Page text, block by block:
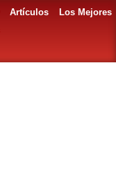
Artículos
Los Mejores